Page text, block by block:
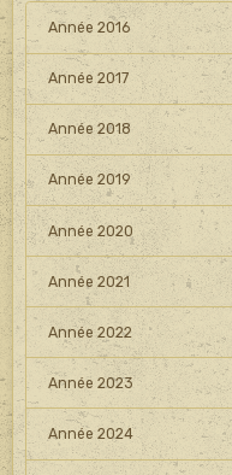
Année 2016
Année 2017
Année 2018
Année 2019
Année 2020
Année 2021
Année 2022
Année 2023
Année 2024